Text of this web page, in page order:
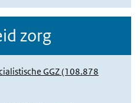
zorg
GGZ (108.878